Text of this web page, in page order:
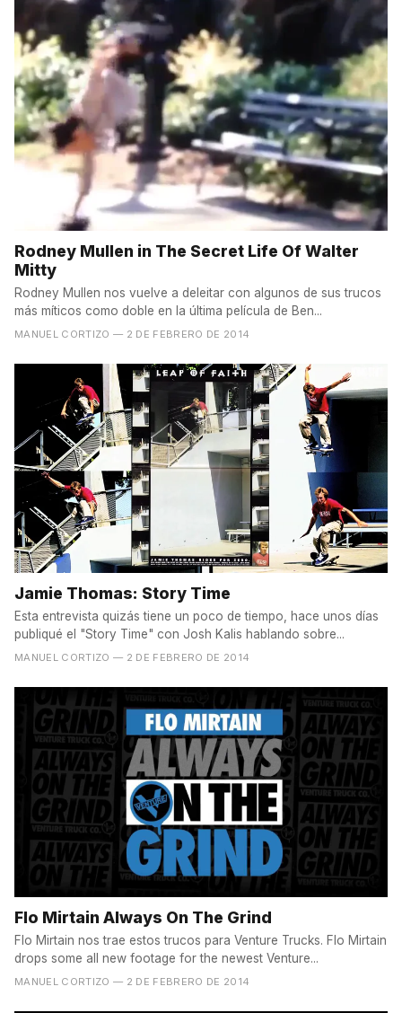
Rodney Mullen in The Secret Life Of Walter
Mitty
Rodney Mullen nos vuelve a deleitar con algunos de sus trucos
más míticos como doble en la última película de Ben...
MANUEL CORTIZO — 2 DE FEBRERO DE 2014
Jamie Thomas: Story Time
Esta entrevista quizás tiene un poco de tiempo, hace unos días
publiqué el "Story Time" con Josh Kalis hablando sobre...
MANUEL CORTIZO — 2 DE FEBRERO DE 2014
Flo Mirtain Always On The Grind
Flo Mirtain nos trae estos trucos para Venture Trucks. Flo Mirtain
drops some all new footage for the newest Venture...
MANUEL CORTIZO — 2 DE FEBRERO DE 2014